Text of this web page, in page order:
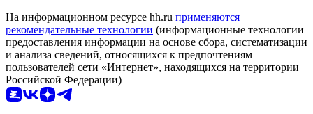
На информационном ресурсе hh.ru применяются
рекомендательные технологии (информационные технологии
предоставления информации на основе сбора, систематизации
и анализа сведений, относящихся к предпочтениям
пользователей сети «Интернет», находящихся на территории
Российской Федерации)